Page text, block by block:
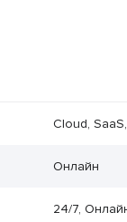
Cloud,
Онлайн
24/7,